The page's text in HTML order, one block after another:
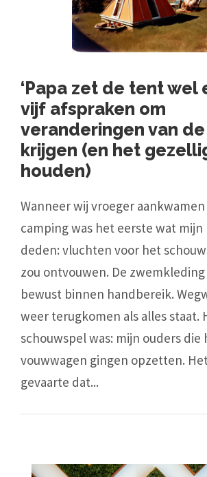
‘Papa zet de tent wel
vijf afspraken om
veranderingen van
krijgen (en het
houden)
Wanneer wij vroeger
camping was het eerste wat mijn
deden: vluchten voor het
zou ontvouwen. De
bewust binnen handbereik.
weer terugkomen als alles staat.
schouwspel was: mijn ouders die
vouwwagen gingen opzetten.
gevaarte dat...